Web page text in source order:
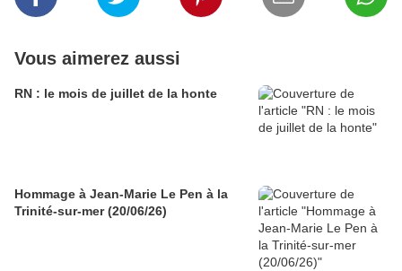
Vous aimerez aussi
RN : le mois de juillet de la honte
Hommage à Jean-Marie Le Pen à la
Trinité-sur-mer (20/06/26)